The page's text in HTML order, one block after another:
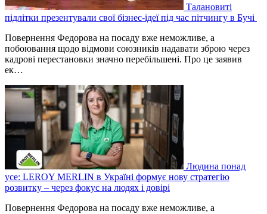
Талановиті
підлітки презентували свої бізнес-ідеї під час пітчингу в Бучі
Повернення Федорова на посаду вже неможливе, а
побоювання щодо відмови союзників надавати зброю через
кадрові перестановки значно перебільшені. Про це заявив
ек…
Людина понад
усе: LEROY MERLIN в Україні формує нову стратегію
розвитку – через фокус на людях і довірі
Повернення Федорова на посаду вже неможливе, а